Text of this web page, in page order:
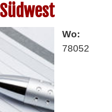
Wo:
78052